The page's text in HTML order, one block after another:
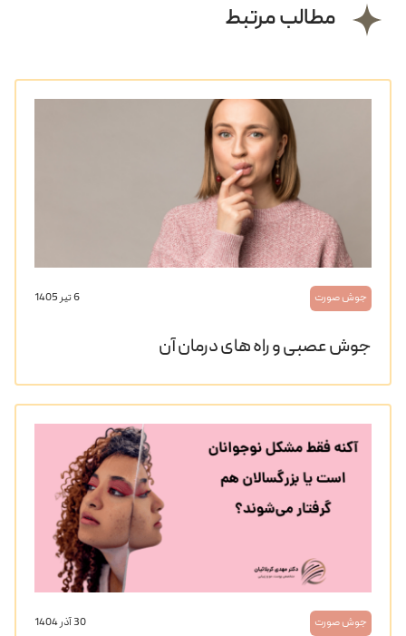
مطالب مرتبط
جوش صورت 6 تیر 1405
جوش عصبی و راه های درمان آن
جوش صورت 30 آذر 1404